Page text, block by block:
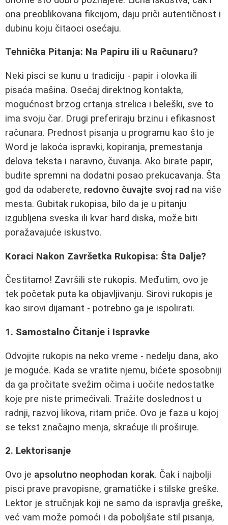
ona preoblikovana fikcijom, daju priči autentičnost i
dubinu koju čitaoci osećaju.
Tehnička Pitanja: Na Papiru ili u Računaru?
Neki pisci se kunu u tradiciju - papir i olovka ili
pisaća mašina. Osećaj direktnog kontakta,
mogućnost brzog crtanja strelica i beleški, sve to
ima svoju čar. Drugi preferiraju brzinu i efikasnost
računara. Prednost pisanja u programu kao što je
Word je lakoća ispravki, kopiranja, premestanja
delova teksta i naravno, čuvanja. Ako birate papir,
budite spremni na dodatni posao prekucavanja. Šta
god da odaberete, redovno čuvajte svoj rad na više
mesta. Gubitak rukopisa, bilo da je u pitanju
izgubljena sveska ili kvar hard diska, može biti
poražavajuće iskustvo.
Koraci Nakon Završetka Rukopisa: Šta Dalje?
Čestitamo! Završili ste rukopis. Međutim, ovo je
tek početak puta ka objavljivanju. Sirovi rukopis je
kao sirovi dijamant - potrebno ga je ispolirati.
1. Samostalno Čitanje i Ispravke
Odvojite rukopis na neko vreme - nedelju dana, ako
je moguće. Kada se vratite njemu, bićete sposobniji
da ga pročitate svežim očima i uočite nedostatke
koje pre niste primećivali. Tražite doslednost u
radnji, razvoj likova, ritam priče. Ovo je faza u kojoj
se tekst značajno menja, skraćuje ili proširuje.
2. Lektorisanje
Ovo je apsolutno neophodan korak. Čak i najbolji
pisci prave pravopisne, gramatičke i stilske greške.
Lektor je stručnjak koji ne samo da ispravlja greške,
već vam može pomoći i da poboljšate stil pisanja,